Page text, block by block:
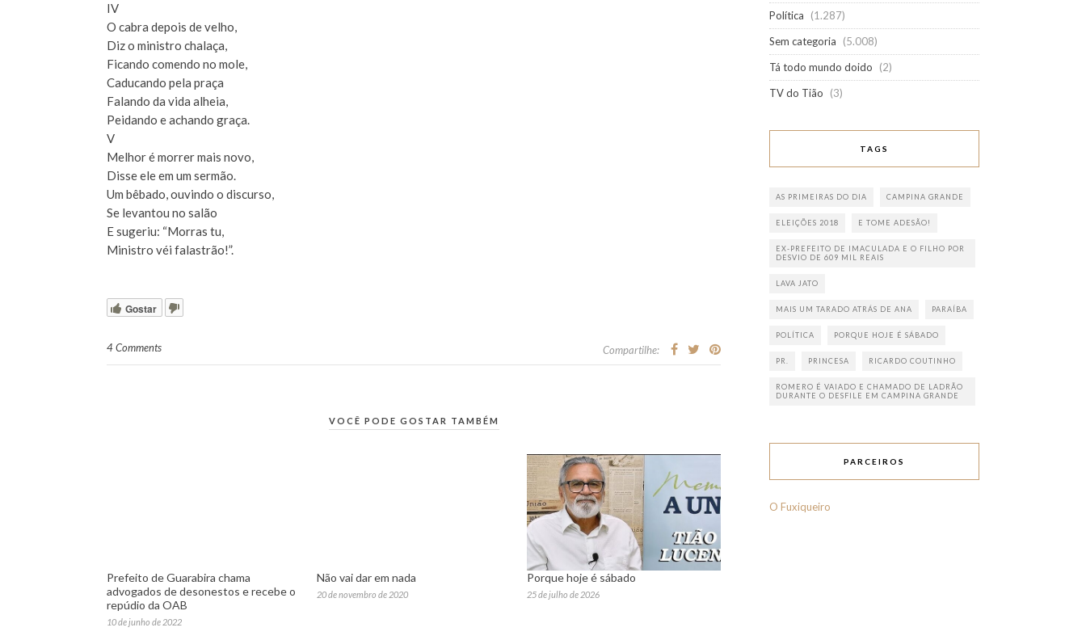
IV
O cabra depois de velho,
Diz o ministro chalaça,
Ficando comendo no mole,
Caducando pela praça
Falando da vida alheia,
Peidando e achando graça.
V
Melhor é morrer mais novo,
Disse ele em um sermão.
Um bêbado, ouvindo o discurso,
Se levantou no salão
E sugeriu: “Morras tu,
Ministro véi falastrão!”.
Gostar
4 Comments Compartilhe:
VOCÊ PODE GOSTAR TAMBÉM
Prefeito de Guarabira chama
advogados de desonestos e recebe o
repúdio da OAB
10 de junho de 2022
Não vai dar em nada
20 de novembro de 2020
Porque hoje é sábado
25 de julho de 2026
Política
(1.287)
Sem categoria
(5.008)
Tá todo mundo doido
(2)
TV do Tião
(3)
TAGS
AS PRIMEIRAS DO DIA CAMPINA GRANDE
ELEIÇÕES 2018 E TOME ADESÃO!
EX-PREFEITO DE IMACULADA E O FILHO POR
DESVIO DE 609 MIL REAIS
LAVA JATO
MAIS UM TARADO ATRÁS DE ANA PARAÍBA
POLÍTICA PORQUE HOJE É SÁBADO
PR. PRINCESA RICARDO COUTINHO
ROMERO É VAIADO E CHAMADO DE LADRÃO
DURANTE O DESFILE EM CAMPINA GRANDE
PARCEIROS
O Fuxiqueiro